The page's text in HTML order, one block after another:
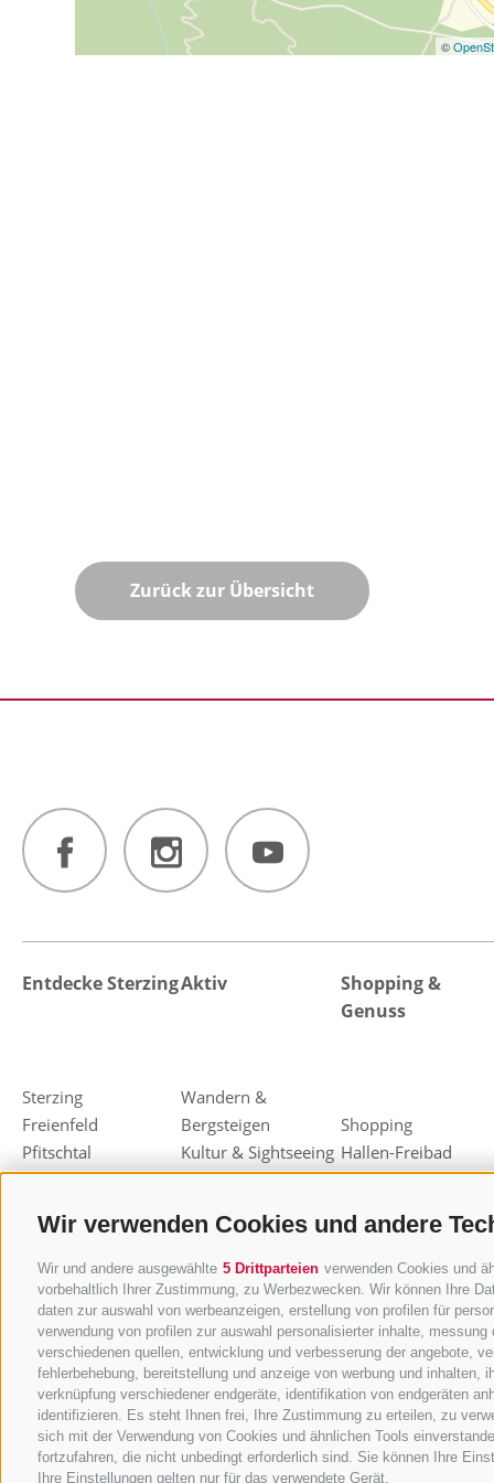
Wir verwenden Cookies und andere
Wir und andere ausgewählte 5 Drittparteien verwenden Cookies und
vorbehaltlich Ihrer Zustimmung, zu Werbezwecken. Wir können Ihre
daten zur auswahl von werbeanzeigen, erstellung von profilen für
verwendung von profilen zur auswahl personalisierter inhalte,
verschiedenen quellen, entwicklung und verbesserung der angebote,
fehlerbehebung, bereitstellung und anzeige von werbung und
verknüpfung verschiedener endgeräte, identifikation von endgeräten
identifizieren. Es steht Ihnen frei, Ihre Zustimmung zu erteilen, zu
sich mit der Verwendung von Cookies und ähnlichen Tools
fortzufahren, die nicht unbedingt erforderlich sind. Sie können Ihre
Ihre Einstellungen gelten nur für das verwendete Gerät.
©
Zurück zur Übersicht
Entdecke Sterzing
Sterzing
Freienfeld
Pfitschtal
ActiveCARD Sterzing
Weihnachtsmarkt
Sterzing
Knödelfest Sterzing
Aktiv
Wandern &
Bergsteigen
Kultur & Sightseeing
MTB & Bike
Freizeit & Sport
Skifahren
Rodeln
Langlaufen
Ski-Alpinismus
Andere
Winteraktivitäten
Shopping &
Genuss
Shopping
Hallen-Freibad
Balneum Sterzing
Almen & Hütten
Haubenrestaurants
Sterzinger Joghurt
Eisacktaler Kost
Einkaufsgutscheine
Törggelen
Berg-Kräuter